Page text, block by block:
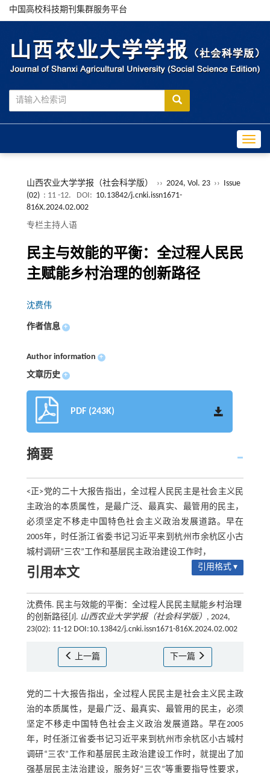
中国高校科技期刊集群服务平台
山西农业大学学报（社会科学版） ›› 2024, Vol. 23 ›› Issue
(02) : 11 -12. DOI: 10.13842/j.cnki.issn1671-
816X.2024.02.002
专栏主持人语
民主与效能的平衡：全过程人民民
主赋能乡村治理的创新路径
沈费伟
作者信息 +
Author information +
文章历史 +
PDF (243K)
摘要
<正>党的二十大报告指出，全过程人民民主是社会主义民
主政治的本质属性，是最广泛、最真实、最管用的民主，
必须坚定不移走中国特色社会主义政治发展道路。早在
2005年，时任浙江省委书记习近平来到杭州市余杭区小古
城村调研“三农”工作和基层民主政治建设工作时，
引用本文 引用格式 ▾
沈费伟. 民主与效能的平衡：全过程人民民主赋能乡村治理
的创新路径[J]. 山西农业大学学报（社会科学版） , 2024,
23(02): 11-12 DOI:10.13842/j.cnki.issn1671-816X.2024.02.002
上一篇 下一篇
党的二十大报告指出，全过程人民民主是社会主义民主政
治的本质属性，是最广泛、最真实、最管用的民主，必须
坚定不移走中国特色社会主义政治发展道路。早在2005
年，时任浙江省委书记习近平来到杭州市余杭区小古城村
调研“三农”工作和基层民主政治建设工作时，就提出了加
强基层民主法治建设，服务好“三农”等重要指导性要求，